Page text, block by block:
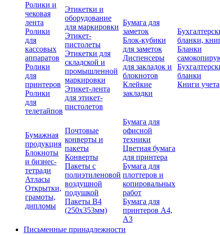
Ролики и
чековая
лента
Ролики
для
кассовых
аппаратов
Ролики
для
принтеров
Ролики
для
телетайпов
Этикетки и
оборудование
для маркировки
Этикет-
пистолеты
Этикетки для
складской и
промышленной
маркировки
Этикет-лента
для этикет-
пистолетов
Бумага для
заметок
Блок-кубики
для заметок
Диспенсеры
для закладок и
блокнотов
Клейкие
закладки
бланки,
Бланки
бланки
Книги учета
Бумажная
продукция
Блокноты
и бизнес-
тетради
Атласы
Открытки,
грамоты,
дипломы
Почтовые
конверты и
пакеты
Конверты
Пакеты с
полиэтиленовой
воздушной
подушкой
Пакеты В4
(250х353мм)
Бумага для
офисной
техники
Цветная бумага
для принтера
Бумага для
плоттеров и
копировальных
работ
Бумага для
принтеров А4,
А3
Письменные принадлежности